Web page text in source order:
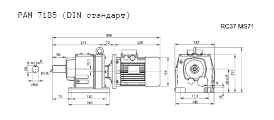
PAM 71B5 (DIN стандарт)